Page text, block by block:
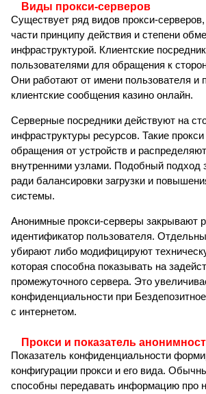
Виды прокси-серверов
Существует ряд видов прокси-
части принципу действия и степени
инфраструктурой. Клиентские
пользователями для обращения к
Они работают от имени пользователя и
клиентские сообщения казино онлайн.
Серверные посредники действуют на
инфраструктуры ресурсов. Такие
обращения от устройств и
внутренними узлами. Подобный подход
ради балансировки загрузки и
системы.
Анонимные прокси-серверы закрывают
идентификатор пользователя.
убирают либо модифицируют
которая способна показывать на
промежуточного сервера. Это
конфиденциальности при
с интернетом.
Прокси и показатель
Показатель конфиденциальности
конфигурации прокси и его вида.
способны передавать информацию про